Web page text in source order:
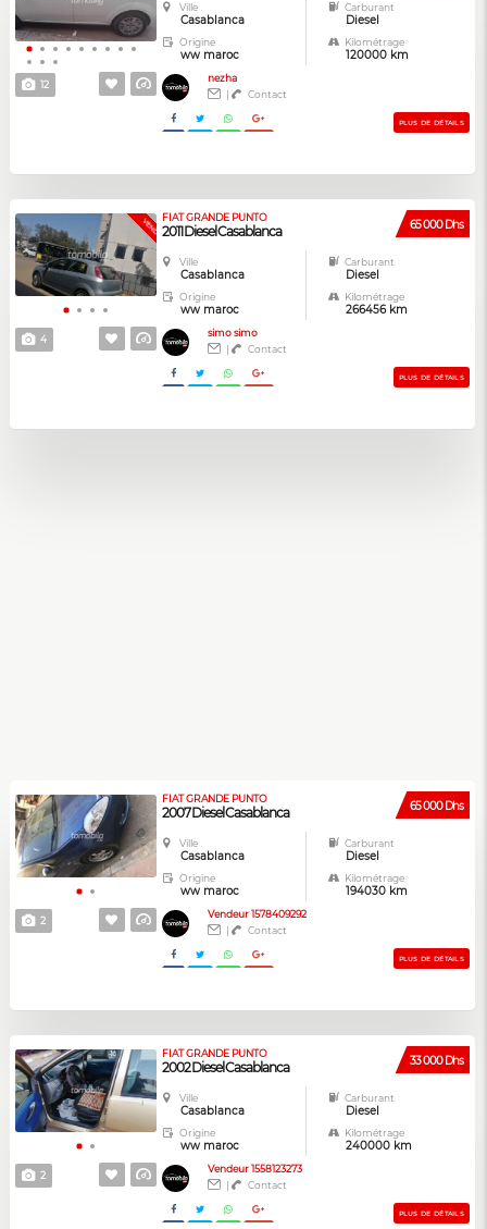
12
Ville
Casablanca
Carburant
Diesel
Origine
ww maroc
Kilométrage
120000 km
nezha
|
Contact
PLUS DE DÉTAILS
4
VENDUE 65 000 Dhs
FIAT GRANDE PUNTO
2011 Diesel Casablanca
Ville
Casablanca
Carburant
Diesel
Origine
ww maroc
Kilométrage
266456 km
simo simo
|
Contact
PLUS DE DÉTAILS
2
65 000 Dhs
FIAT GRANDE PUNTO
2007 Diesel Casablanca
Ville
Casablanca
Carburant
Diesel
Origine
ww maroc
Kilométrage
194030 km
Vendeur 1578409292
|
Contact
PLUS DE DÉTAILS
2
33 000 Dhs
FIAT GRANDE PUNTO
2002 Diesel Casablanca
Ville
Casablanca
Carburant
Diesel
Origine
ww maroc
Kilométrage
240000 km
Vendeur 1558123273
|
Contact
PLUS DE DÉTAILS